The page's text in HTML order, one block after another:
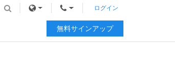
ログイン
無料サインアップ